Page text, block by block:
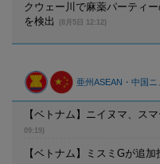
クウェー川で麻薬パーティ
を検出
(8月5日 12:12)
亜州ASEAN・中国ニ
【ベトナム】ニイヌマ、ス
09:19)
【ベトナム】ミスミGが追